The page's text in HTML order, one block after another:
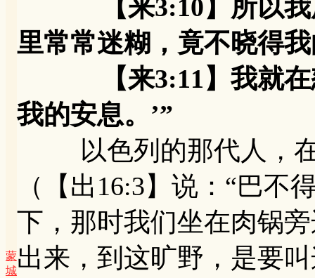
蒙
城
【来3:10】所以我厌
里常常迷糊，竟不晓得我
【来3:11】我就在怒
我的安息。’”
以色列的那代人，在
（【出16:3】说：“巴不
下，那时我们坐在肉锅
出来，到这旷野，是要